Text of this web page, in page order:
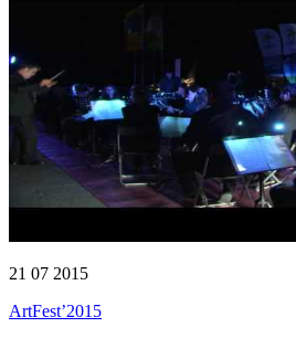
21 07 2015
ArtFest’2015